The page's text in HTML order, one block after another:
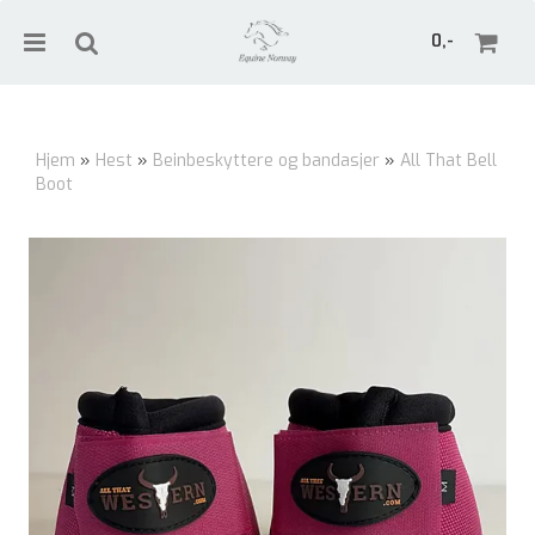
0,-
Hjem » Hest » Beinbeskyttere og bandasjer » All That Bell
Boot